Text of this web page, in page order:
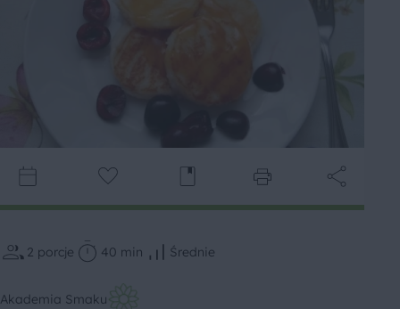
2 porcje 40 min Średnie
Akademia Smaku